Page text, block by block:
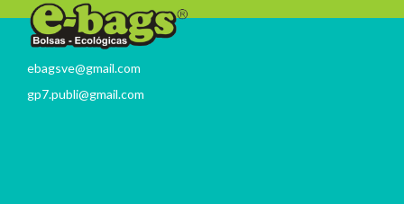
ebagsve@gmail.com
gp7.publi@gmail.com